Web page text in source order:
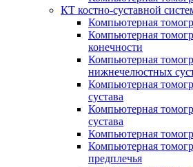
КТ костно-суставной
Компьютерная
Компьютерная
конечности
Компьютерная
нижнечелюстных
Компьютерная
сустава
Компьютерная
сустава
Компьютерная
Компьютерная
предплечья